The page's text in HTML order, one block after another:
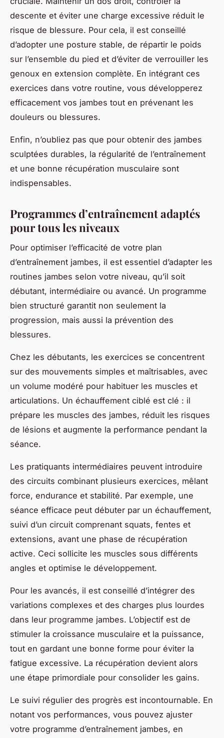
descente et éviter une charge excessive réduit le
risque de blessure. Pour cela, il est conseillé
d’adopter une posture stable, de répartir le poids
sur l’ensemble du pied et d’éviter de verrouiller les
genoux en extension complète. En intégrant ces
exercices dans votre routine, vous développerez
efficacement vos jambes tout en prévenant les
douleurs ou blessures.
Enfin, n’oubliez pas que pour obtenir des jambes
sculptées durables, la régularité de l’entraînement
et une bonne récupération musculaire sont
indispensables.
Programmes d’entraînement adaptés
pour tous les niveaux
Pour optimiser l’efficacité de votre plan
d’entraînement jambes, il est essentiel d’adapter les
routines jambes selon votre niveau, qu’il soit
débutant, intermédiaire ou avancé. Un programme
bien structuré garantit non seulement la
progression, mais aussi la prévention des
blessures.
Chez les débutants, les exercices se concentrent
sur des mouvements simples et maîtrisables, avec
un volume modéré pour habituer les muscles et
articulations. Un échauffement ciblé est clé : il
prépare les muscles des jambes, réduit les risques
de lésions et augmente la performance pendant la
séance.
Les pratiquants intermédiaires peuvent introduire
des circuits combinant plusieurs exercices, mêlant
force, endurance et stabilité. Par exemple, une
séance efficace peut débuter par un échauffement,
suivi d’un circuit comprenant squats, fentes et
extensions, avant une phase de récupération
active. Ceci sollicite les muscles sous différents
angles et optimise le développement.
Pour les avancés, il est conseillé d’intégrer des
variations complexes et des charges plus lourdes
dans leur programme jambes. L’objectif est de
stimuler la croissance musculaire et la puissance,
tout en gardant une bonne forme pour éviter la
fatigue excessive. La récupération devient alors
une étape primordiale pour consolider les gains.
Le suivi régulier des progrès est incontournable. En
notant vos performances, vous pouvez ajuster
votre programme d’entraînement jambes, en